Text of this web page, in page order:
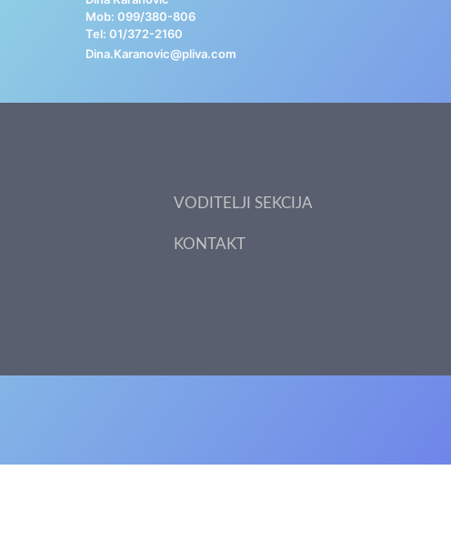
Mob: 099/380-806
Tel: 01/372-2160
Dina.Karanovic@pliva.com
VODITELJI SEKCIJA
KONTAKT